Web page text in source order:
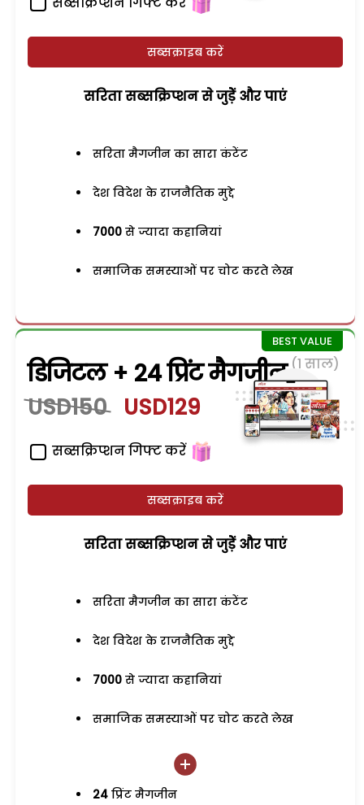
सब्सक्राइब करें
सरिता सब्सक्रिप्शन से जुड़ेें और पाएं
सरिता मैगजीन का सारा कंटेंट
देश विदेश के राजनैतिक मुद्दे
7000 से ज्यादा कहानियां
समाजिक समस्याओं पर चोट करते लेख
डिजिटल + 24 प्रिंट मैगजीन (1 साल)
USD150 USD129
सब्सक्रिप्शन गिफ्ट करें
सब्सक्राइब करें
सरिता सब्सक्रिप्शन से जुड़ेें और पाएं
सरिता मैगजीन का सारा कंटेंट
देश विदेश के राजनैतिक मुद्दे
7000 से ज्यादा कहानियां
समाजिक समस्याओं पर चोट करते लेख
24 प्रिंट मैगजीन